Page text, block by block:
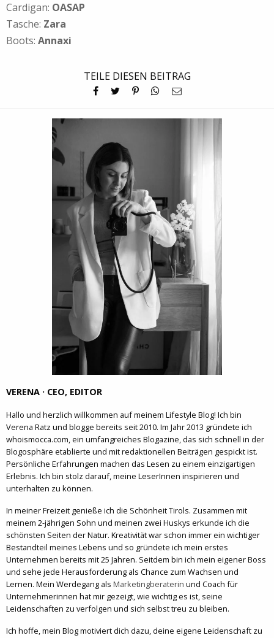
Cardigan: OASAP
Tasche: Zara
Boots: Annaxi
TEILE DIESEN BEITRAG
VERENA · CEO, EDITOR
Hallo und herzlich willkommen auf meinem Lifestyle Blog! Ich bin
Verena Ratz und blogge bereits seit 2010. Im Jahr 2013 gründete ich
whoismocca.com, ein umfangreiches Blogazine, das sich schnell in der
Blogosphäre etablierte und mit redaktionellen Beiträgen gespickt ist.
Persönliche Erfahrungen machen das Lesen zu einem einzigartigen
Erlebnis. Ich bin stolz darauf, meine LeserInnen inspirieren und
unterhalten zu können.
In meiner Freizeit genieße ich die Schönheit Tirols. Zusammen mit
meinem 2-jährigen Sohn und meinen zwei Huskys erkunde ich die
schönsten Seiten der Natur. Kreativität war schon immer ein wichtiger
Bestandteil meines Lebens und so gründete ich mein erstes
Unternehmen bereits mit 25 Jahren. Seitdem bin ich mein eigener Boss
und sehe jede Herausforderung als Chance zum Wachsen und
Lernen. Mein Werdegang als Marketingberaterin und Coach für
Unternehmerinnen hat mir gezeigt, wie wichtig es ist, seine
Leidenschaften zu verfolgen und sich selbst treu zu bleiben.
Ich hoffe, mein Blog motiviert dich dazu, deine eigene Leidenschaft zu